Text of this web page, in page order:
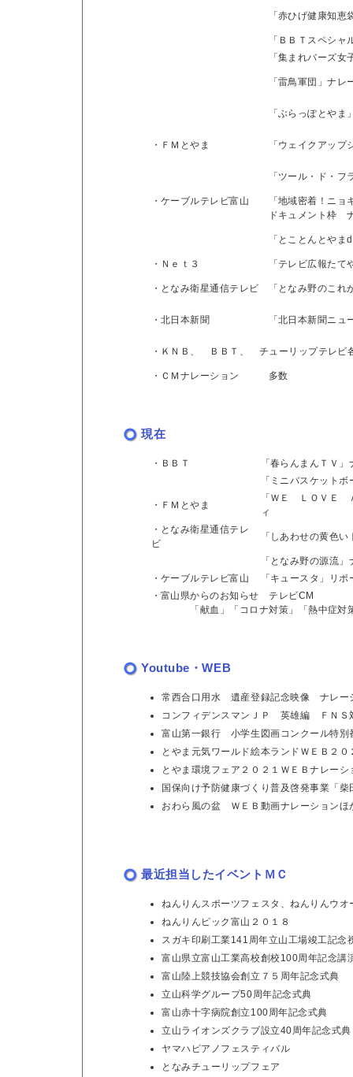
「赤ひげ健康知恵
「ＢＢＴスペシャ
「集まれバーズ女
「雷鳥軍団」ナレ
「ぶらっぽとやま
・ＦＭとやま 「ウェイクアッ
「ツール・ド・
・ケーブルテレビ富山
「地域密着！ニョ
ドキュメント枠
「とことんとや
・Ｎｅｔ３ 「テレビ広報たて
・となみ衛星通信テレビ 「となみ野のこ
・北日本新聞 「北日本新聞ニュ
・ＫＮＢ、 ＢＢＴ、 チューリップテレビ
・ＣＭナレーション 多数
現在
・ＢＢＴ
「春らんまんＴＶ」
「ミニバスケット
・ＦＭとやま
「ＷＥ ＬＯＶＥ
ィ
・となみ衛星通信テレ
ビ
「しあわせの黄色
「となみ野の源流
・ケーブルテレビ富山
「キュースタ」リ
・富山県からのお知らせ テレビCM
「献血」「コロナ対策」「熱中症対策
Youtube・WEB
常西合口用水 遺産登録記念映像 ナレー
コンフィデンスマンＪＰ 英雄編 ＦＮＳ
富山第一銀行 小学生図画コンクール特
とやま元気ワールド絵本ランドＷＥＢ２０
とやま環境フェア２０２１ＷＥＢナレーシ
国保向け予防健康づくり普及啓発事業「
おわら風の盆 ＷＥＢ動画ナレーションほ
最近担当したイベントＭＣ
ねんりんスポーツフェスタ、ねんりんウオ
ねんりんピック富山２０１８
スガキ印刷工業141周年立山工場竣工記念
富山県立富山工業高校創校100周年記念講
富山陸上競技協会創立７５周年記念式典
立山科学グループ50周年記念式典
富山赤十字病院創立100周年記念式典
立山ライオンズクラブ設立40周年記念式典
ヤマハピアノフェスティバル
となみチューリップフェア